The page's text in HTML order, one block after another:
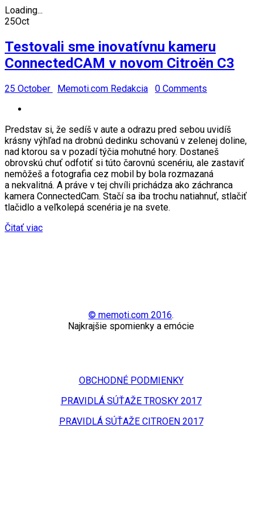
Loading...
25Oct
Testovali sme inovatívnu kameru
ConnectedCAM v novom Citroën C3
25 October Memoti.com Redakcia 0 Comments
Predstav si, že sedíš v aute a odrazu pred sebou uvidíš
krásny výhľad na drobnú dedinku schovanú v zelenej doline,
nad ktorou sa v pozadí týčia mohutné hory. Dostaneš
obrovskú chuť odfotiť si túto čarovnú scenériu, ale zastaviť
nemôžeš a fotografia cez mobil by bola rozmazaná
a nekvalitná. A práve v tej chvíli prichádza ako záchranca
kamera ConnectedCam. Stačí sa iba trochu natiahnuť, stlačiť
tlačidlo a veľkolepá scenéria je na svete.
Čitať viac
© memoti.com 2016.
Najkrajšie spomienky a emócie
OBCHODNÉ PODMIENKY
PRAVIDLÁ SÚŤAŽE TROSKY 2017
PRAVIDLÁ SÚŤAŽE CITROEN 2017